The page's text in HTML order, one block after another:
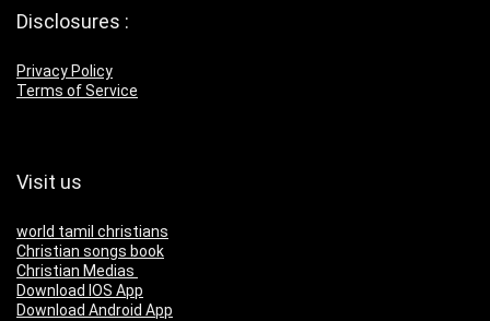
Disclosures :
Privacy Policy
Terms of Service
Visit us
world tamil christians
Christian songs book
Christian Medias
Download IOS App
Download Android App